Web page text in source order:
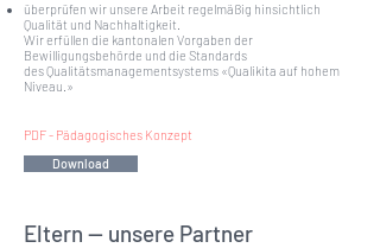
überprüfen wir unsere Arbeit regelmäßig hinsichtlich
Qualität und Nachhaltigkeit.
Wir erfüllen die kantonalen Vorgaben der
Bewilligungsbehörde und die Standards
des Qualitätsmanagementsystems «Qualikita auf hohem
Niveau.»
PDF - Pädagogisches Konzept
Download
Eltern — unsere Partner